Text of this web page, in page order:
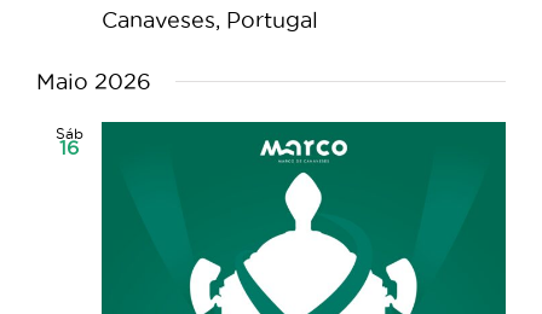
Canaveses, Portugal
Maio 2026
Sáb
16